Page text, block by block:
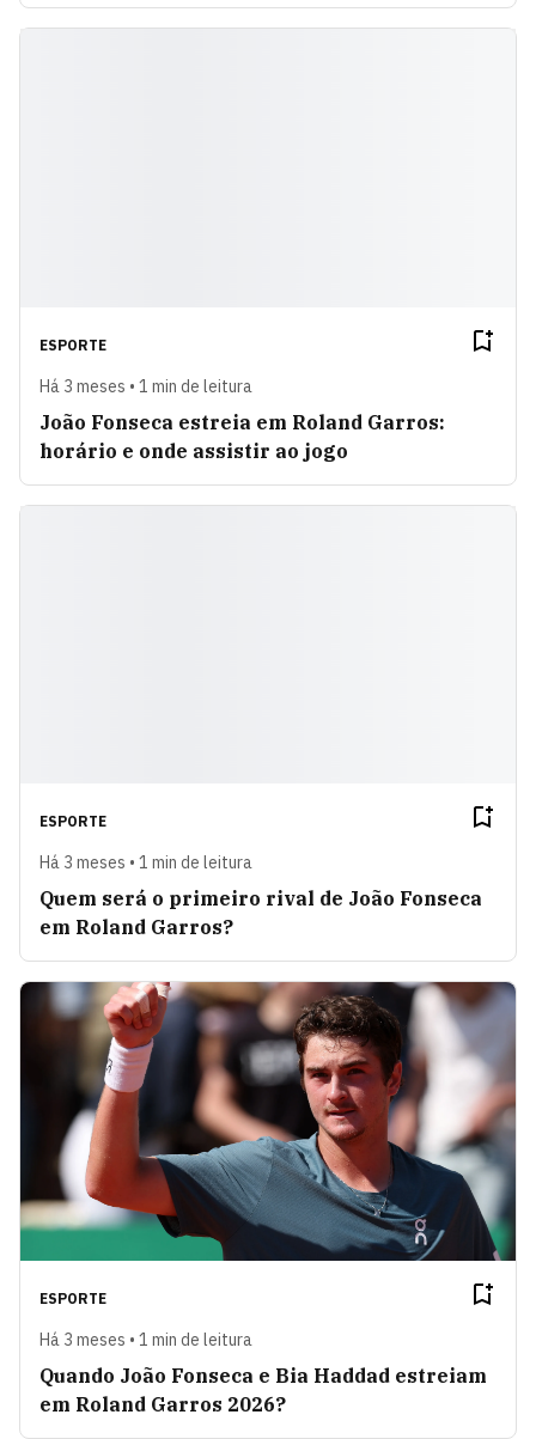
ESPORTE
Há 3 meses • 1 min de leitura
João Fonseca estreia em Roland Garros:
horário e onde assistir ao jogo
ESPORTE
Há 3 meses • 1 min de leitura
Quem será o primeiro rival de João Fonseca
em Roland Garros?
ESPORTE
Há 3 meses • 1 min de leitura
Quando João Fonseca e Bia Haddad estreiam
em Roland Garros 2026?